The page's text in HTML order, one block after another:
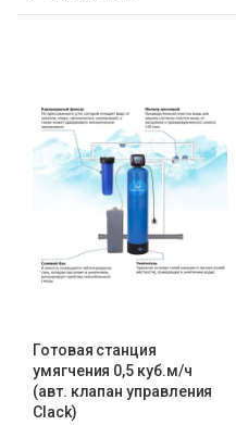
Готовая станция
умягчения 0,5 куб.м/ч
(авт. клапан управления
Clack)